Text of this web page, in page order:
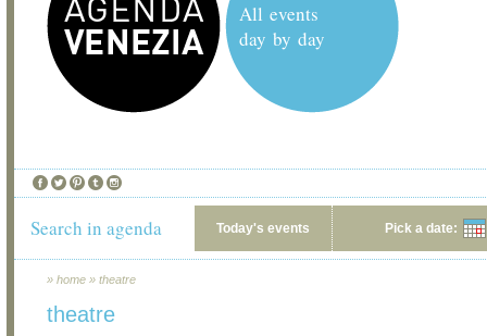
All events
day by day
Search in agenda Today's events Pick a date:
» home » theatre
theatre